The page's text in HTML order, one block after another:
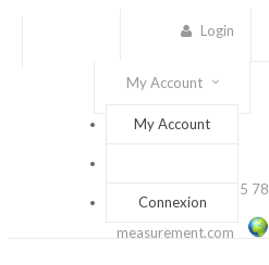
Login
My Account
My Account
Connexion
(+33) 1 56 88 25 78
measurement.com